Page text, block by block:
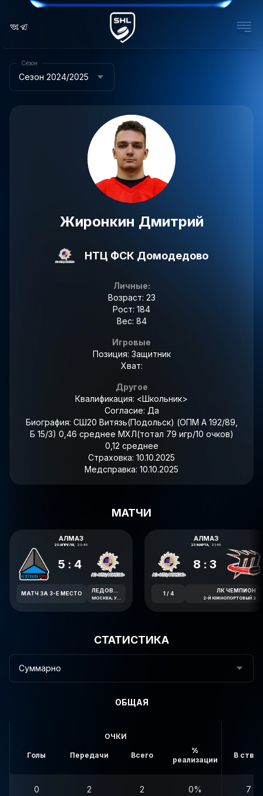
Сезон 2024/2025
Сезон
Жиронкин Дмитрий
НТЦ ФСК Домодедово
Личные:
Возраст: 23
Рост: 184
Вес: 84
Игровые
Позиция: Защитник
Хват:
Другое
Квалификация: <Школьник>
Согласие: Да
Биография: СШ20 Витязь(Подольск) (ОПМ А 192/89,
Б 15/3) 0,46 среднее МХЛ(тотал 79 игр/10 очков)
0,12 среднее
Страховка: 10.10.2025
Медсправка: 10.10.2025
МАТЧИ
АЛМАЗ
20 АПРЕЛЯ, 20:45
5:4
МАТЧ ЗА 3-Е МЕСТО
АЛМАЗ
23 МАРТА, 21:45
8:3
1 / 4 ЛК ЧЕМПИОН
2-Й ЮЖНОПОРТОВЫЙ 2
СТАТИСТИКА
Суммарно
ОБЩАЯ
ОЧКИ
Голы Передачи Всего
%
реализации
В створ
0 2 2 0% 7